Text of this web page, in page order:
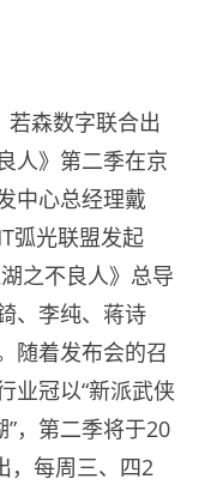
若森数字联合出
人》第二季在京
中心总经理戴
弧光联盟发起
之不良人》总导
、李纯、蒋诗
随着发布会的召
业冠以“新派武侠
”，第二季将于20
，每周三、四2